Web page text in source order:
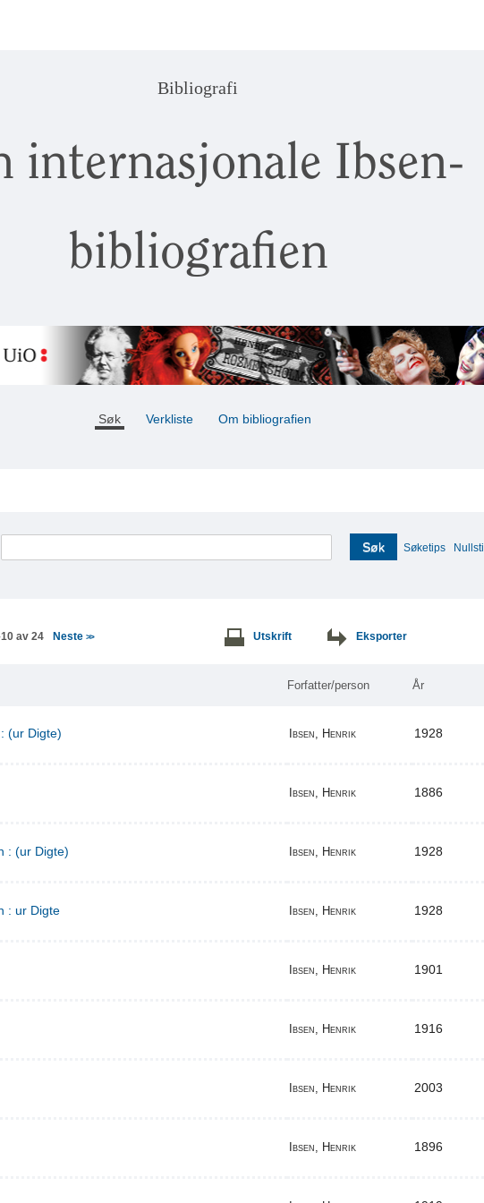
Bibliografi
internasjonale Ibsen-
bibliografien
Søk Verkliste Om bibliografien
Søk Søketips Nullstill
av 24 Neste>> Utskrift Eksporter
Forfatter/person År
(ur Digte) Ibsen, Henrik 1928
Ibsen, Henrik 1886
: (ur Digte) Ibsen, Henrik 1928
: ur Digte Ibsen, Henrik 1928
Ibsen, Henrik 1901
Ibsen, Henrik 1916
Ibsen, Henrik 2003
Ibsen, Henrik 1896